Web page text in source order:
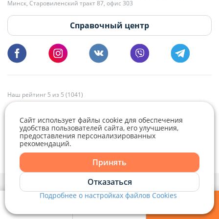
Telegram
18:00.
vg@domovita.by
Пишите и звоните нам в будние дни с 8:00 до 20:00.
Минск, Старовиленский тракт 87, офис 303
Справочный центр
Наш рейтинг 5 из 5 (1041)
Политика конфиденциальности,
Политика обработки файлов cookieиВыбор настроек Cookie
только при наличии активной ссылки.
Сайт использует файлы cookie для обеспечения
удобства пользователей сайта, его улучшения,
предоставления персонализированных
рекомендаций.
Принять
Отказаться
Подробнее о настройках файлов Cookies